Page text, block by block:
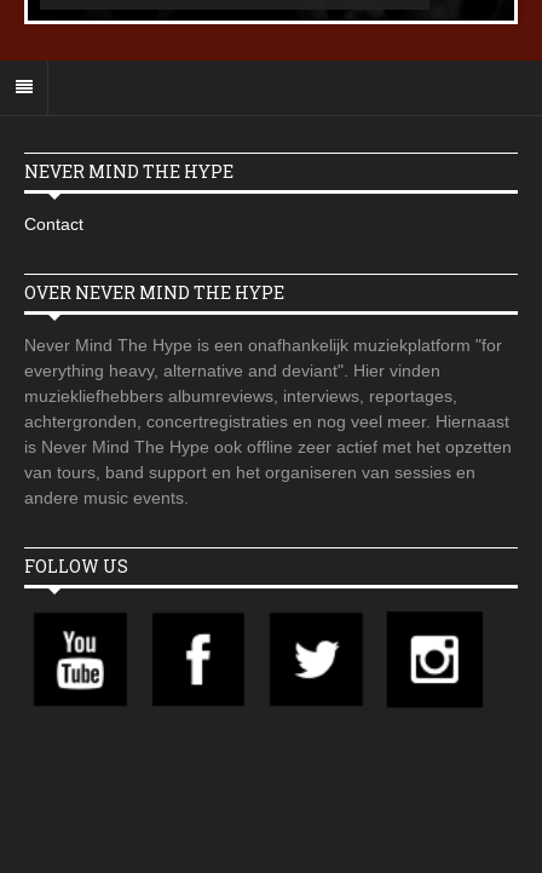
NEVER MIND THE HYPE
Contact
OVER NEVER MIND THE HYPE
Never Mind The Hype is een onafhankelijk muziekplatform "for
everything heavy, alternative and deviant". Hier vinden
muziekliefhebbers albumreviews, interviews, reportages,
achtergronden, concertregistraties en nog veel meer. Hiernaast
is Never Mind The Hype ook offline zeer actief met het opzetten
van tours, band support en het organiseren van sessies en
andere music events.
FOLLOW US